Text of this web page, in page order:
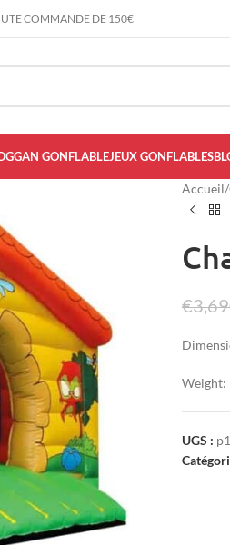
COMMANDE DE 150€
GONFLABLEJEUX GONFLABLES
Accueil/
€
Weight:
UGS :